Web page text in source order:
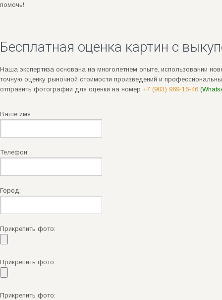
помочь!
Бесплатная оценка картин с
Наша экспертиза основана на многолетнем опыте, использовании
точную оценку рыночной стоимости произведений и
отправить фотографии для оценки на номер +7 (903) 969-16-46 (
Ваше имя:
Телефон:
Город:
Прикрепить фото:
Прикрепить фото:
Прикрепить фото: